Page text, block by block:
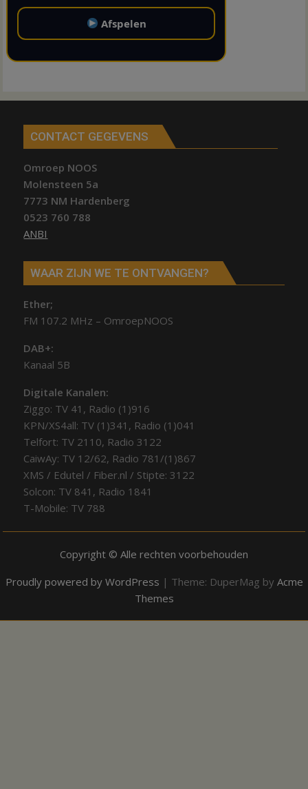
Afspelen
CONTACT GEGEVENS
Omroep NOOS
Molensteen 5a
7773 NM Hardenberg
0523 760 788
ANBI
WAAR ZIJN WE TE ONTVANGEN?
Ether;
FM 107.2 MHz – OmroepNOOS
DAB+:
Kanaal 5B
Digitale Kanalen:
Ziggo: TV 41, Radio (1)916
KPN/XS4all: TV (1)341, Radio (1)041
Telfort: TV 2110, Radio 3122
CaiwAy: TV 12/62, Radio 781/(1)867
XMS / Edutel / Fiber.nl / Stipte: 3122
Solcon: TV 841, Radio 1841
T-Mobile: TV 788
Copyright © Alle rechten voorbehouden
Proudly powered by WordPress | Theme: DuperMag by Acme
Themes